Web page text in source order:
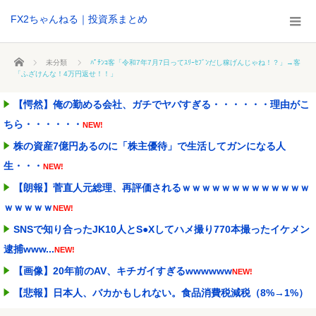
FX2ちゃんねる｜投資系まとめ
ホーム 未分類
ﾊﾟﾁﾝｺ客「令和7年7月7日ってｽﾘｰｾﾌﾞﾝだし稼げんじゃね！？」→客
「ふざけんな！4万円返せ！！」
【愕然】俺の勤める会社、ガチでヤバすぎる・・・・・・理由がこ
ちら・・・・・・ NEW!
株の資産7億円あるのに「株主優待」で生活してガンになる人
生・・・ NEW!
【朗報】菅直人元総理、再評価されるｗｗｗｗｗｗｗｗｗｗｗｗｗ
ｗｗｗｗｗNEW!
SNSで知り合ったJK10人とS●Xしてハメ撮り770本撮ったイケメン
逮捕www...NEW!
【画像】20年前のAV、キチガイすぎるwwwwwwNEW!
【悲報】日本人、バカかもしれない。食品消費税減税（8%→1%）